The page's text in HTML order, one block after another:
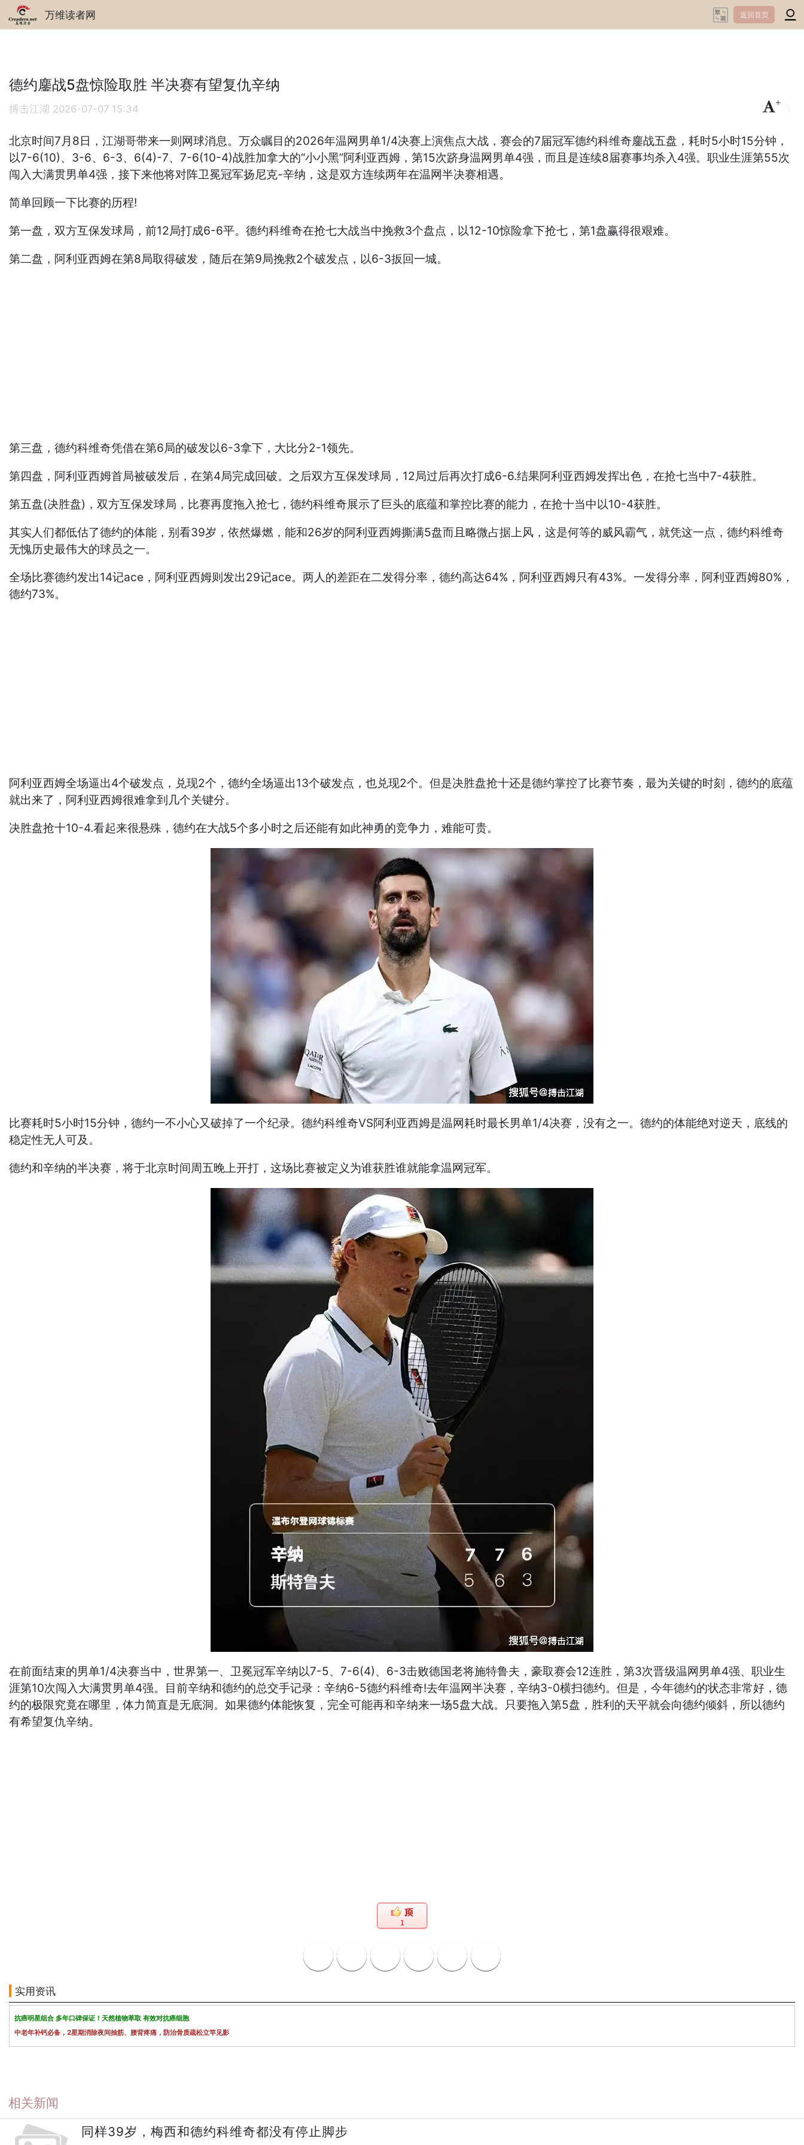
万维读者网 返回首页
德约鏖战5盘惊险取胜 半决赛有望复仇辛纳
搏击江湖 2026-07-07 15:34
+
北京时间7月8日，江湖哥带来一则网球消息。万众瞩目的2026年温网男单1/4决赛上演焦点大战，赛会的7届冠军德约科维奇鏖战五盘，耗时5小时15分钟，
以7-6(10)、3-6、6-3、6(4)-7、7-6(10-4)战胜加拿大的“小小黑”阿利亚西姆，第15次跻身温网男单4强，而且是连续8届赛事均杀入4强。职业生涯第55次
闯入大满贯男单4强，接下来他将对阵卫冕冠军扬尼克-辛纳，这是双方连续两年在温网半决赛相遇。
简单回顾一下比赛的历程!
第一盘，双方互保发球局，前12局打成6-6平。德约科维奇在抢七大战当中挽救3个盘点，以12-10惊险拿下抢七，第1盘赢得很艰难。
第二盘，阿利亚西姆在第8局取得破发，随后在第9局挽救2个破发点，以6-3扳回一城。
第三盘，德约科维奇凭借在第6局的破发以6-3拿下，大比分2-1领先。
第四盘，阿利亚西姆首局被破发后，在第4局完成回破。之后双方互保发球局，12局过后再次打成6-6.结果阿利亚西姆发挥出色，在抢七当中7-4获胜。
第五盘(决胜盘)，双方互保发球局，比赛再度拖入抢七，德约科维奇展示了巨头的底蕴和掌控比赛的能力，在抢十当中以10-4获胜。
其实人们都低估了德约的体能，别看39岁，依然爆燃，能和26岁的阿利亚西姆撕满5盘而且略微占据上风，这是何等的威风霸气，就凭这一点，德约科维奇
无愧历史最伟大的球员之一。
全场比赛德约发出14记ace，阿利亚西姆则发出29记ace。两人的差距在二发得分率，德约高达64%，阿利亚西姆只有43%。一发得分率，阿利亚西姆80%，
德约73%。
阿利亚西姆全场逼出4个破发点，兑现2个，德约全场逼出13个破发点，也兑现2个。但是决胜盘抢十还是德约掌控了比赛节奏，最为关键的时刻，德约的底蕴
就出来了，阿利亚西姆很难拿到几个关键分。
决胜盘抢十10-4.看起来很悬殊，德约在大战5个多小时之后还能有如此神勇的竞争力，难能可贵。
比赛耗时5小时15分钟，德约一不小心又破掉了一个纪录。德约科维奇VS阿利亚西姆是温网耗时最长男单1/4决赛，没有之一。德约的体能绝对逆天，底线的
稳定性无人可及。
德约和辛纳的半决赛，将于北京时间周五晚上开打，这场比赛被定义为谁获胜谁就能拿温网冠军。
在前面结束的男单1/4决赛当中，世界第一、卫冕冠军辛纳以7-5、7-6(4)、6-3击败德国老将施特鲁夫，豪取赛会12连胜，第3次晋级温网男单4强、职业生
涯第10次闯入大满贯男单4强。目前辛纳和德约的总交手记录：辛纳6-5德约科维奇!去年温网半决赛，辛纳3-0横扫德约。但是，今年德约的状态非常好，德
约的极限究竟在哪里，体力简直是无底洞。如果德约体能恢复，完全可能再和辛纳来一场5盘大战。只要拖入第5盘，胜利的天平就会向德约倾斜，所以德约
有希望复仇辛纳。
1
实用资讯
抗癌明星组合 多年口碑保证！天然植物萃取 有效对抗癌细胞
中老年补钙必备，2星期消除夜间抽筋、腰背疼痛，防治骨质疏松立竿见影
相关新闻
同样39岁，梅西和德约科维奇都没有停止脚步